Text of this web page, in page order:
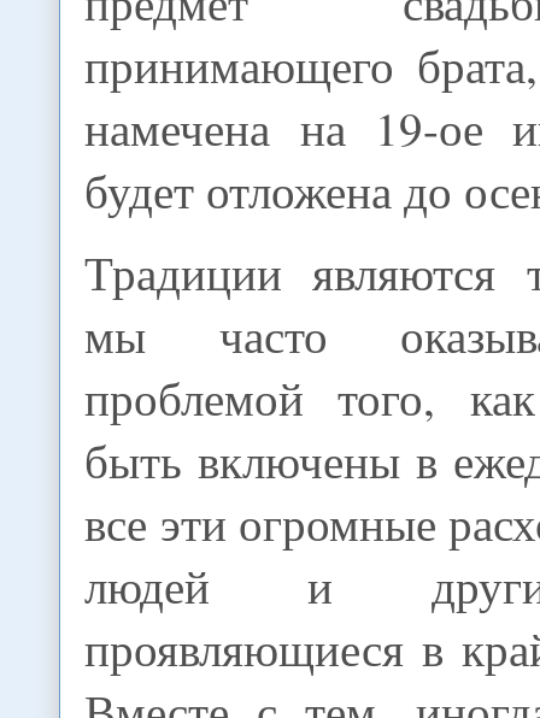
принимающего
намечена на 19-ое
будет отложена до
Традиции являются
мы часто
проблемой того,
быть включены в
все эти огромные
людей и
проявляющиеся в